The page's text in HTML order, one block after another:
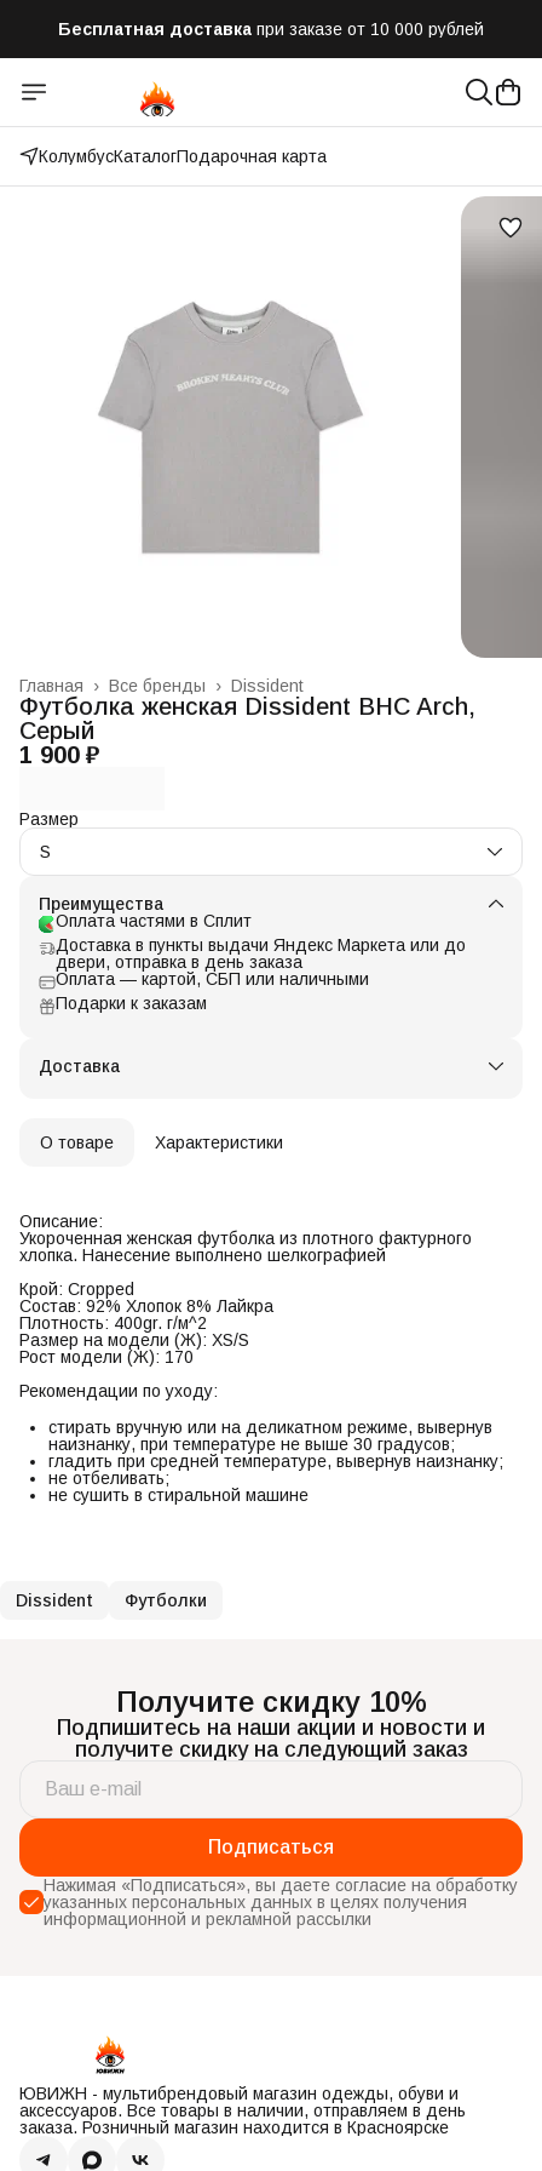
Бесплатная доставка при заказе от 10 000 рублей
Отправим заказ в течении часа после оформления
Оплатим до 50% доставки
КолумбусКаталогПодарочная карта
Dissident
Все бренды ›
Главная ›
Футболка женская Dissident BHC Arch,
Серый
1 900 ₽
Размер
S
Преимущества
Оплата частями в Сплит
Доставка в пункты выдачи Яндекс Маркета или до
двери, отправка в день заказа
Оплата — картой, СБП или наличными
Подарки к заказам
Доставка
О товаре Характеристики
Описание:
Укороченная женская футболка из плотного фактурного
хлопка. Нанесение выполнено шелкографией
Крой: Cropped
Состав: 92% Хлопок 8% Лайкра
Плотность: 400gr. г/м^2
Размер на модели (Ж): XS/S
Рост модели (Ж): 170
Рекомендации по уходу:
стирать вручную или на деликатном режиме, вывернув
наизнанку, при температуре не выше 30 градусов;
гладить при средней температуре, вывернув наизнанку;
не отбеливать;
не сушить в стиральной машине
Dissident Футболки
Получите скидку 10%
Подпишитесь на наши акции и новости и
получите скидку на следующий заказ
Подписаться
Нажимая «Подписаться», вы даете согласие на обработку
указанных персональных данных в целях получения
информационной и рекламной рассылки
ЮВИЖН - мультибрендовый магазин одежды, обуви и
аксессуаров. Все товары в наличии, отправляем в день
заказа. Розничный магазин находится в Красноярске